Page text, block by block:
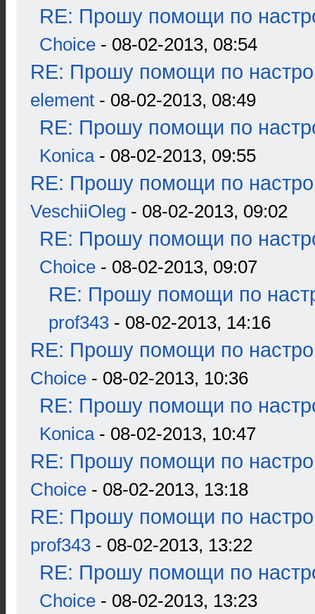
RE: Прошу помощи по
Choice - 08-02-2013, 08:54
RE: Прошу помощи по
element - 08-02-2013, 08:49
RE: Прошу помощи по
Konica- 08-02-2013, 09:55
RE: Прошу помощи по
VeschiiOleg - 08-02-2013, 09:02
RE: Прошу помощи по
Choice - 08-02-2013, 09:07
RE: Прошу помощи по
prof343 - 08-02-2013, 14:16
RE: Прошу помощи по
Choice - 08-02-2013, 10:36
RE: Прошу помощи по
Konica- 08-02-2013, 10:47
RE: Прошу помощи по
Choice - 08-02-2013, 13:18
RE: Прошу помощи по
prof343 - 08-02-2013, 13:22
RE: Прошу помощи по
Choice - 08-02-2013, 13:23